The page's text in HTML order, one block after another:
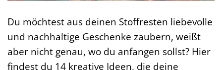
Du möchtest aus deinen Stoffresten liebevolle
und nachhaltige Geschenke zaubern, weißt
aber nicht genau, wo du anfangen sollst? Hier
findest du 14 kreative Ideen, die deine